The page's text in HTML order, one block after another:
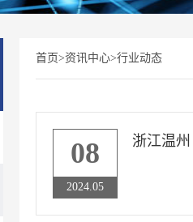
首页>资讯中心>行业动态
08
2024.05
浙江温